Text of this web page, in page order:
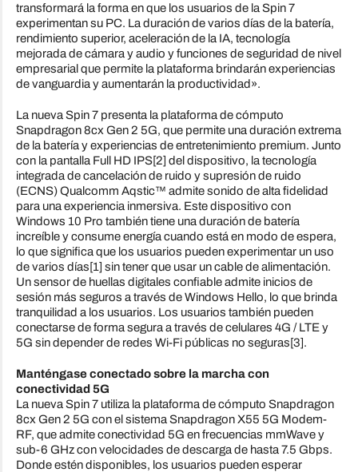
transformará la forma en que los usuarios de la Spin 7
experimentan su PC. La duración de varios días de la batería,
rendimiento superior, aceleración de la IA, tecnología
mejorada de cámara y audio y funciones de seguridad de nivel
empresarial que permite la plataforma brindarán experiencias
de vanguardia y aumentarán la productividad».
La nueva Spin 7 presenta la plataforma de cómputo
Snapdragon 8cx Gen 2 5G, que permite una duración extrema
de la batería y experiencias de entretenimiento premium. Junto
con la pantalla Full HD IPS[2] del dispositivo, la tecnología
integrada de cancelación de ruido y supresión de ruido
(ECNS) Qualcomm Aqstic™ admite sonido de alta fidelidad
para una experiencia inmersiva. Este dispositivo con
Windows 10 Pro también tiene una duración de batería
increíble y consume energía cuando está en modo de espera,
lo que significa que los usuarios pueden experimentar un uso
de varios días[1] sin tener que usar un cable de alimentación.
Un sensor de huellas digitales confiable admite inicios de
sesión más seguros a través de Windows Hello, lo que brinda
tranquilidad a los usuarios. Los usuarios también pueden
conectarse de forma segura a través de celulares 4G / LTE y
5G sin depender de redes Wi-Fi públicas no seguras[3].
Manténgase conectado sobre la marcha con
conectividad 5G
La nueva Spin 7 utiliza la plataforma de cómputo Snapdragon
8cx Gen 2 5G con el sistema Snapdragon X55 5G Modem-
RF, que admite conectividad 5G en frecuencias mmWave y
sub-6 GHz con velocidades de descarga de hasta 7.5 Gbps.
Donde estén disponibles, los usuarios pueden esperar